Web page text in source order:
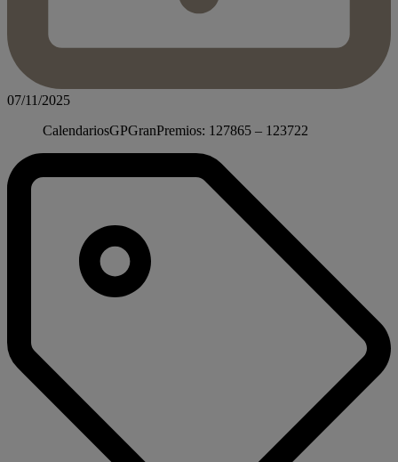
07/11/2025
CalendariosGPGranPremios: 127865 – 123722